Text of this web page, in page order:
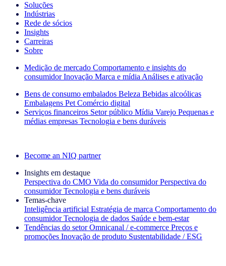
Soluções
Indústrias
Rede de sócios
Insights
Carreiras
Sobre
Medição de mercado Comportamento e insights do
consumidor Inovação Marca e mídia Análises e ativação
Bens de consumo embalados Beleza Bebidas alcoólicas
Embalagens Pet Comércio digital
Serviços financeiros Setor público Mídia Varejo Pequenas e
médias empresas Tecnologia e bens duráveis
Become an NIQ partner
Insights em destaque
Perspectiva do CMO Vida do consumidor Perspectiva do
consumidor Tecnologia e bens duráveis
Temas‑chave
Inteligência artificial Estratégia de marca Comportamento do
consumidor Tecnologia de dados Saúde e bem‑estar
Tendências do setor Omnicanal / e‑commerce Preços e
promoções Inovação de produto Sustentabilidade / ESG